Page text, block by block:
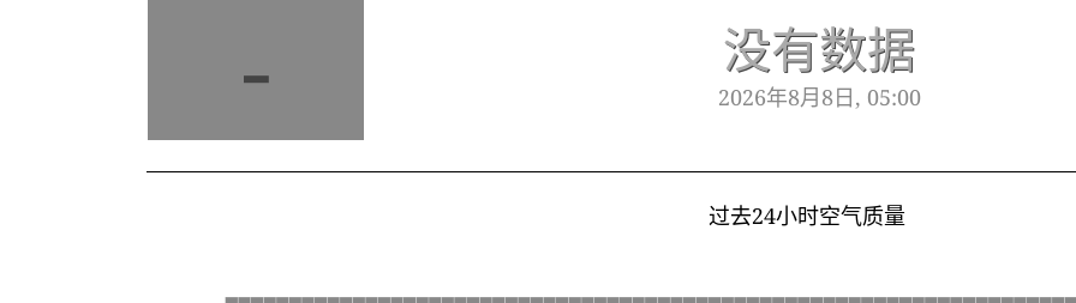
- 没有数据
2026年8月8日, 05:00
过去24小时空气质量